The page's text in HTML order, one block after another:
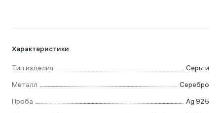
Характеристики
Тип изделия
Серьги
Металл
Серебро
Проба
Ag 925